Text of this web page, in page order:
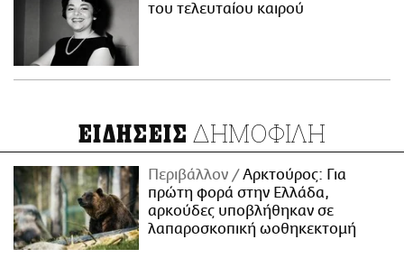
του τελευταίου καιρού
ΕΙΔΗΣΕΙΣ ΔΗΜΟΦΙΛΗ
Περιβάλλον
Αρκτούρος: Για
πρώτη φορά στην Ελλάδα,
αρκούδες υποβλήθηκαν σε
λαπαροσκοπική ωοθηκεκτομή